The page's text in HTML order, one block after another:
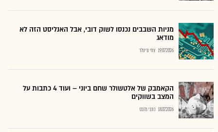
מניות השבבים נכנסו לשוק דובי, אבל האנליסט הזה לא
מודאג
19.07.2026 צחי גרינולד
הקאמבק של אלטשולר שחם ביוני – ועוד 4 כתבות על
המצב בשווקים
18.07.2026 כתבי גלובס